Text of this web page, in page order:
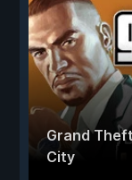
Grand
City